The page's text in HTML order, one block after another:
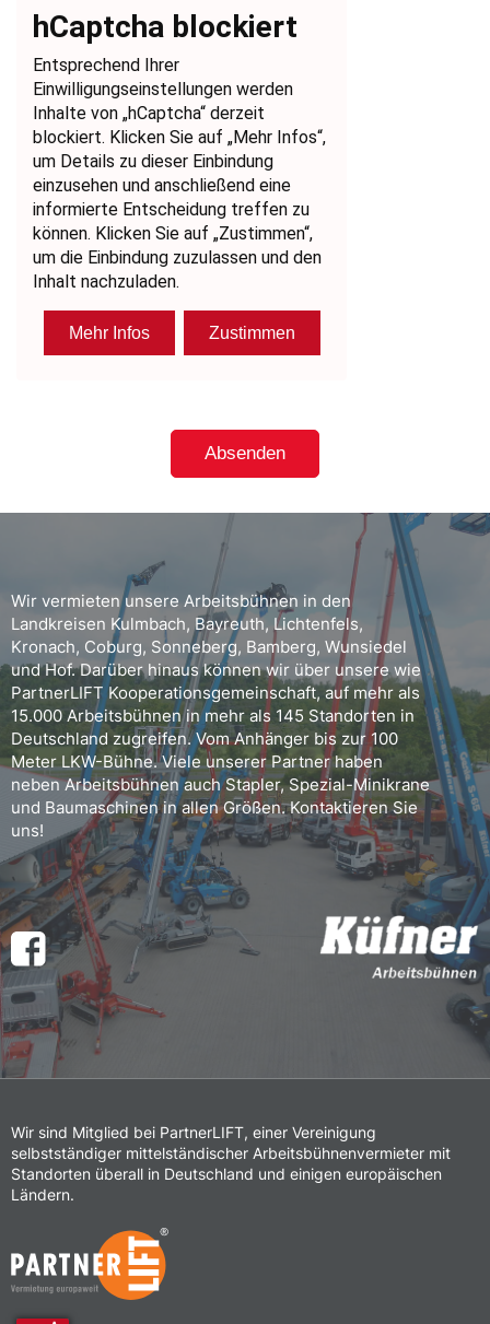
Wir vermieten unsere Arbeitsbühnen in den
Landkreisen Kulmbach, Bayreuth, Lichtenfels,
Kronach, Coburg, Sonneberg, Bamberg, Wunsiedel
und Hof. Darüber hinaus können wir über unsere wie
PartnerLIFT Kooperationsgemeinschaft, auf mehr als
15.000 Arbeitsbühnen in mehr als 145 Standorten in
Deutschland zugreifen. Vom Anhänger bis zur 100
Meter LKW-Bühne. Viele unserer Partner haben
neben Arbeitsbühnen auch Stapler, Spezial-Minikrane
und Baumaschinen in allen Größen. Kontaktieren Sie
uns!
Wir sind Mitglied bei PartnerLIFT, einer Vereinigung
selbstständiger mittelständischer Arbeitsbühnenvermieter mit
Standorten überall in Deutschland und einigen europäischen
Ländern.